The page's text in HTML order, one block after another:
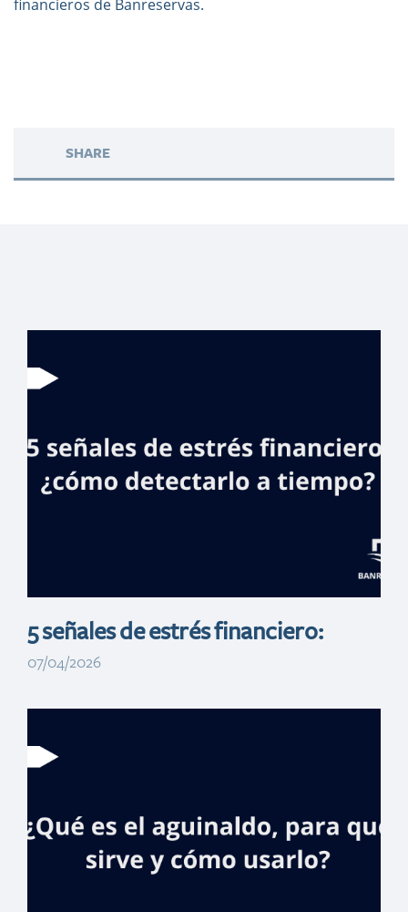
financieros de Banreservas.
SHARE
Jornada de
Banreservas llega
a estudiantes del
5 señales de estrés financiero:
07/04/2026
Jornada de
Banreservas llega
a estudiantes del